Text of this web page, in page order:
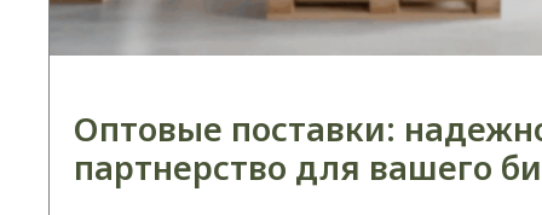
Оптовые поставки:
партнерство для вашего